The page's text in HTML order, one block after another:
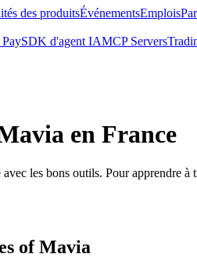
des produitsÉvénementsEmplois
SDK d'agent IAMCP Servers
en France
les bons outils. Pour apprendre
of Mavia